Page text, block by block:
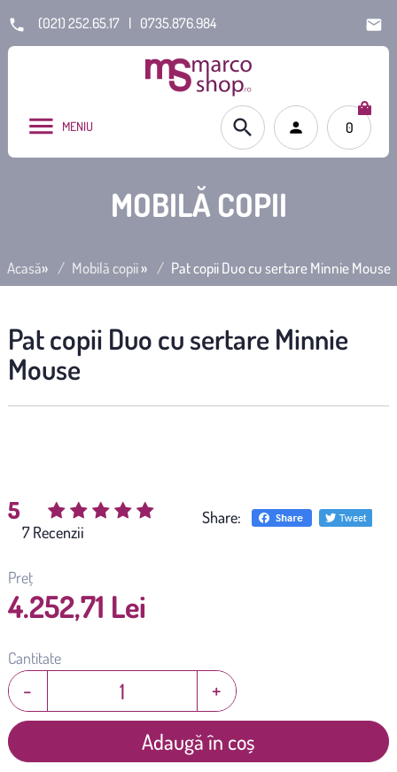
(021) 252.65.17 | 0735.876.984
MENIU 0
MOBILĂ COPII
Acasă» Mobilă copii» Pat copii Duo cu sertare Minnie Mouse
Pat copii Duo cu sertare Minnie
Mouse
5
7
Share:
Preț
4.252,71 Lei
Cantitate
+
-
Adaugă în coș